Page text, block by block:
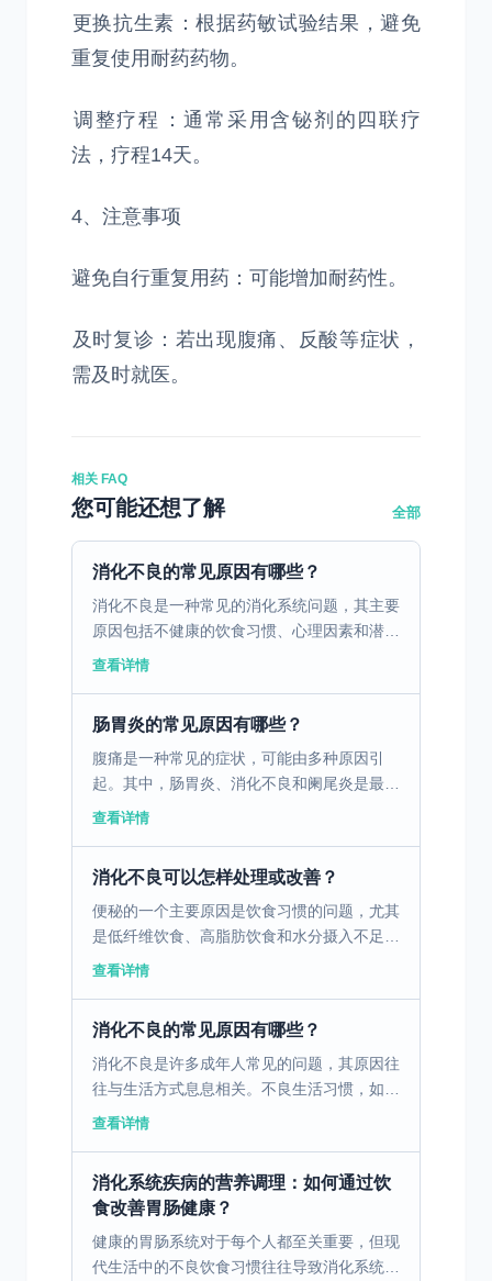
‌更换抗生素‌：根据药敏试验结果，避免
重复使用耐药药物。
‌调整疗程‌：通常采用含铋剂的四联疗
法，疗程14天。
4、注意事项
‌避免自行重复用药‌：可能增加耐药性。
‌及时复诊‌：若出现腹痛、反酸等症状，
需及时就医。
相关 FAQ
您可能还想了解 全部
消化不良的常见原因有哪些？
消化不良是一种常见的消化系统问题，其主要
原因包括不健康的饮食习惯、心理因素和潜在
的疾病。不健康的饮食习惯，如暴饮暴食、进
查看详情
肠胃炎的常见原因有哪些？
腹痛是一种常见的症状，可能由多种原因引
起。其中，肠胃炎、消化不良和阑尾炎是最常
见的三个原因。肠胃炎是由病毒、细菌或寄生
查看详情
消化不良可以怎样处理或改善？
便秘的一个主要原因是饮食习惯的问题，尤其
是低纤维饮食、高脂肪饮食和水分摄入不足。
这些饮食习惯会导致胃肠蠕动减慢，粪便变得
查看详情
消化不良的常见原因有哪些？
消化不良是许多成年人常见的问题，其原因往
往与生活方式息息相关。不良生活习惯，如不
规律的作息和饮食习惯，可能导致胃肠功能失
查看详情
消化系统疾病的营养调理：如何通过饮
食改善胃肠健康？
健康的胃肠系统对于每个人都至关重要，但现
代生活中的不良饮食习惯往往导致消化系统疾